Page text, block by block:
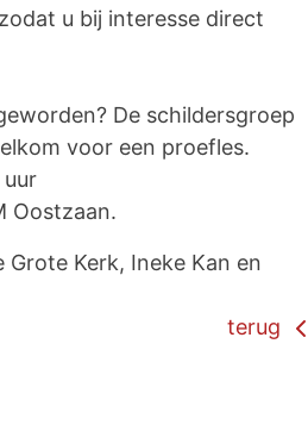
u bij interesse direct
De schildersgroep
voor een proefles.
Oostzaan.
Kerk, Ineke Kan en
terug